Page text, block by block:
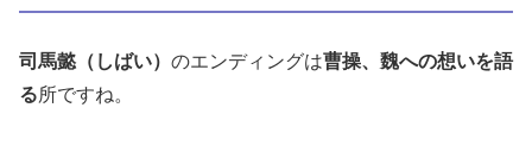
司馬懿（しばい） のエンディングは曹操、魏への想いを語
る所ですね。